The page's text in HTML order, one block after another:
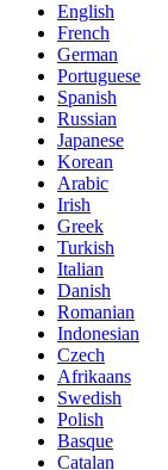
English
French
German
Portuguese
Spanish
Russian
Japanese
Korean
Arabic
Irish
Greek
Turkish
Italian
Danish
Romanian
Indonesian
Czech
Afrikaans
Swedish
Polish
Basque
Catalan